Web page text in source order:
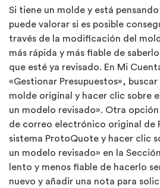
Si tiene un molde y está
puede valorar si es posible
través de la modificación del
más rápida y más fiable de
que esté ya revisado. En Mi
«Gestionar Presupuestos»,
molde original y hacer clic sobre
un modelo revisado». Otra opción
de correo electrónico original de
sistema ProtoQuote y hacer clic
un modelo revisado» en la
lento y menos fiable de hacerlo
nuevo y añadir una nota para